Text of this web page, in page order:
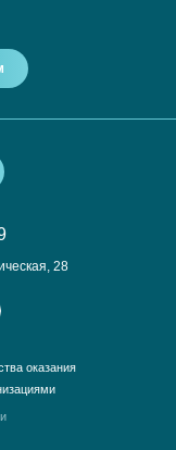
28
оказания